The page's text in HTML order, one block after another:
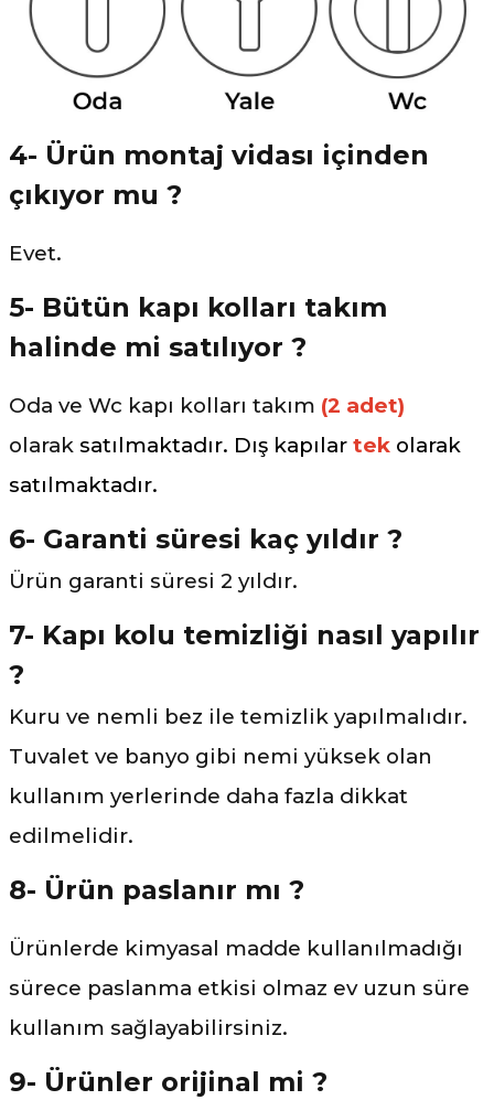
4- Ürün montaj vidası içinden
çıkıyor mu ?
Evet.
5- Bütün kapı kolları takım
halinde mi satılıyor ?
Oda ve Wc kapı kolları takım (2 adet)
olarak satılmaktadır. Dış kapılar tek olarak
satılmaktadır.
6- Garanti süresi kaç yıldır ?
Ürün garanti süresi 2 yıldır.
7- Kapı kolu temizliği nasıl yapılır
?
Kuru ve nemli bez ile temizlik yapılmalıdır.
Tuvalet ve banyo gibi nemi yüksek olan
kullanım yerlerinde daha fazla dikkat
edilmelidir.
8- Ürün paslanır mı ?
Ürünlerde kimyasal madde kullanılmadığı
sürece paslanma etkisi olmaz ev uzun süre
kullanım sağlayabilirsiniz.
9- Ürünler orijinal mi ?